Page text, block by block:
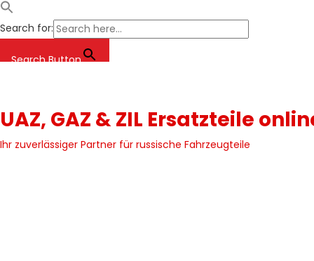
Search for:
Search Button
UAZ, GAZ & ZIL Ersatzteile
Ihr zuverlässiger Partner für russische Fahrzeugteile